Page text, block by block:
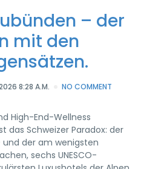
– der
mit den
8:28 A.M. NO COMMENT
High-End-Wellness
das Schweizer Paradox: der
und der am wenigsten
sechs UNESCO-